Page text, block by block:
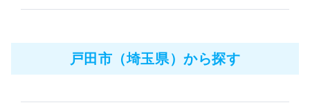
戸田市（埼玉県）から探す